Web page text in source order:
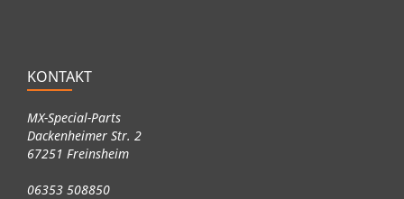
KONTAKT
MX-Special-Parts
Dackenheimer Str. 2
67251 Freinsheim
06353 508850